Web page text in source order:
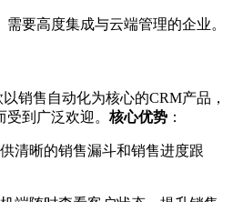
需要高度集成与云端管理的企业。
以销售自动化为核心的CRM产品，
到广泛欢迎。 核心优势 ：
清晰的销售漏斗和销售进度跟